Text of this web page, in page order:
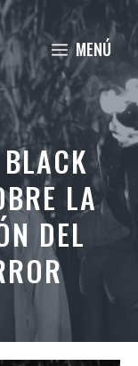
MENÚ
LA
DEL